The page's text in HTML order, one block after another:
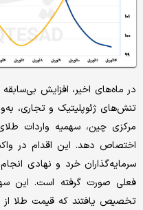
در ماه‌های اخیر، افزایش
تنش‌های ژئوپلیتیک و تجاری،
مرکزی چین، سهمیه واردات
اختصاص دهد. این اقدام در
سرمایه‌گذاران خرد و نهادی
فعلی صورت گرفته است. این